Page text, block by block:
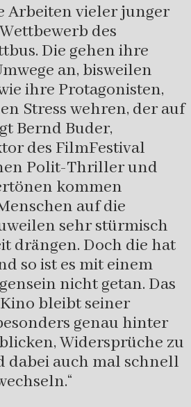
Arbeiten vieler junger
des
Die gehen ihre
an, bisweilen
ihre Protagonisten,
Stress wehren, der auf
Bernd Buder,
des FilmFestival
Polit-Thriller und
kommen
auf die
sehr stürmisch
drängen. Doch die hat
so ist es mit einem
nicht getan. Das
bleibt seiner
genau hinter
Widersprüche zu
auch mal schnell